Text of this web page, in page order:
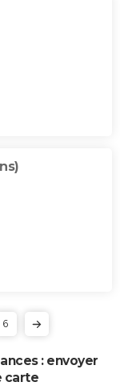
6
: envoyer
carte